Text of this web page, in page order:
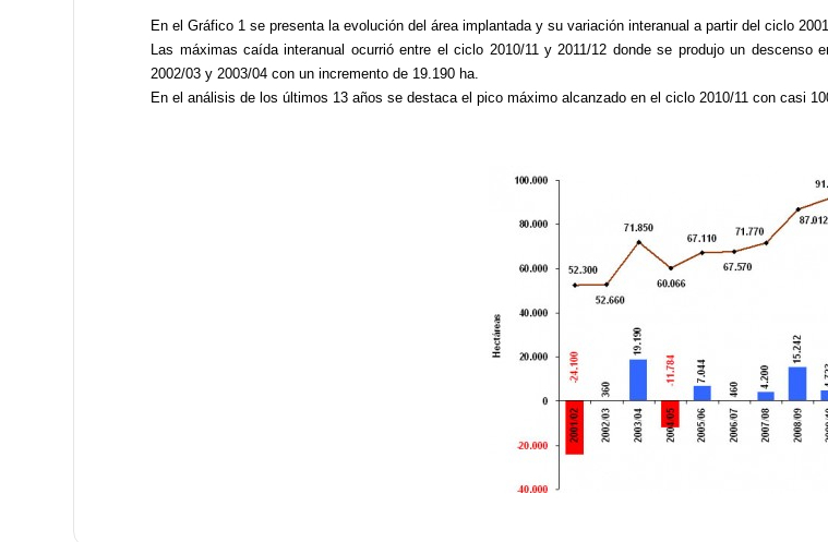
En el Gráfico 1 se presenta la evolución del área implantada y su variación interanual a partir del ciclo
Las máximas caída interanual ocurrió entre el ciclo 2010/11 y 2011/12 donde se produjo un
2002/03 y 2003/04 con un incremento de 19.190 ha.
En el análisis de los últimos 13 años se destaca el pico máximo alcanzado en el ciclo 2010/11 con casi